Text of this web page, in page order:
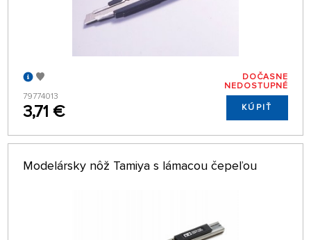
79774013
3,71 €
DOČASNE
NEDOSTUPNÉ
KÚPIŤ
Modelársky nôž Tamiya s lámacou čepeľou